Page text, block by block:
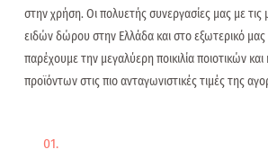
στην χρήση. Οι πολυετής συνεργασίες μας με τις
ειδών δώρου στην Ελλάδα και στο εξωτερικό
παρέχουμε την μεγαλύερη ποικιλία ποιοτικών
προϊόντων στις πιο ανταγωνιστικές τιμές της
01.